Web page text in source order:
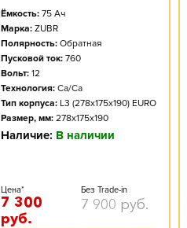
Ёмкость: 75Ач
Марка: ZUBR
Полярность: Обратная
Пусковой ток: 760
Вольт: 12
Технология: Ca/Ca
Тип корпуса: L3 (278x175x190) EURO
Размер, мм: 278x175x190
Наличие: В наличии
Цена*
7 300
руб.
Без Trade-in
7 900 руб.